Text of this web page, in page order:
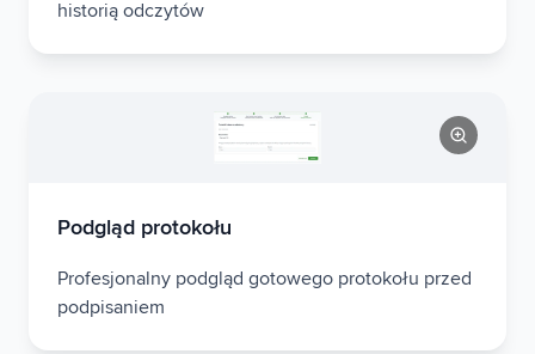
historią odczytów
Podgląd protokołu
Profesjonalny podgląd gotowego protokołu przed
podpisaniem